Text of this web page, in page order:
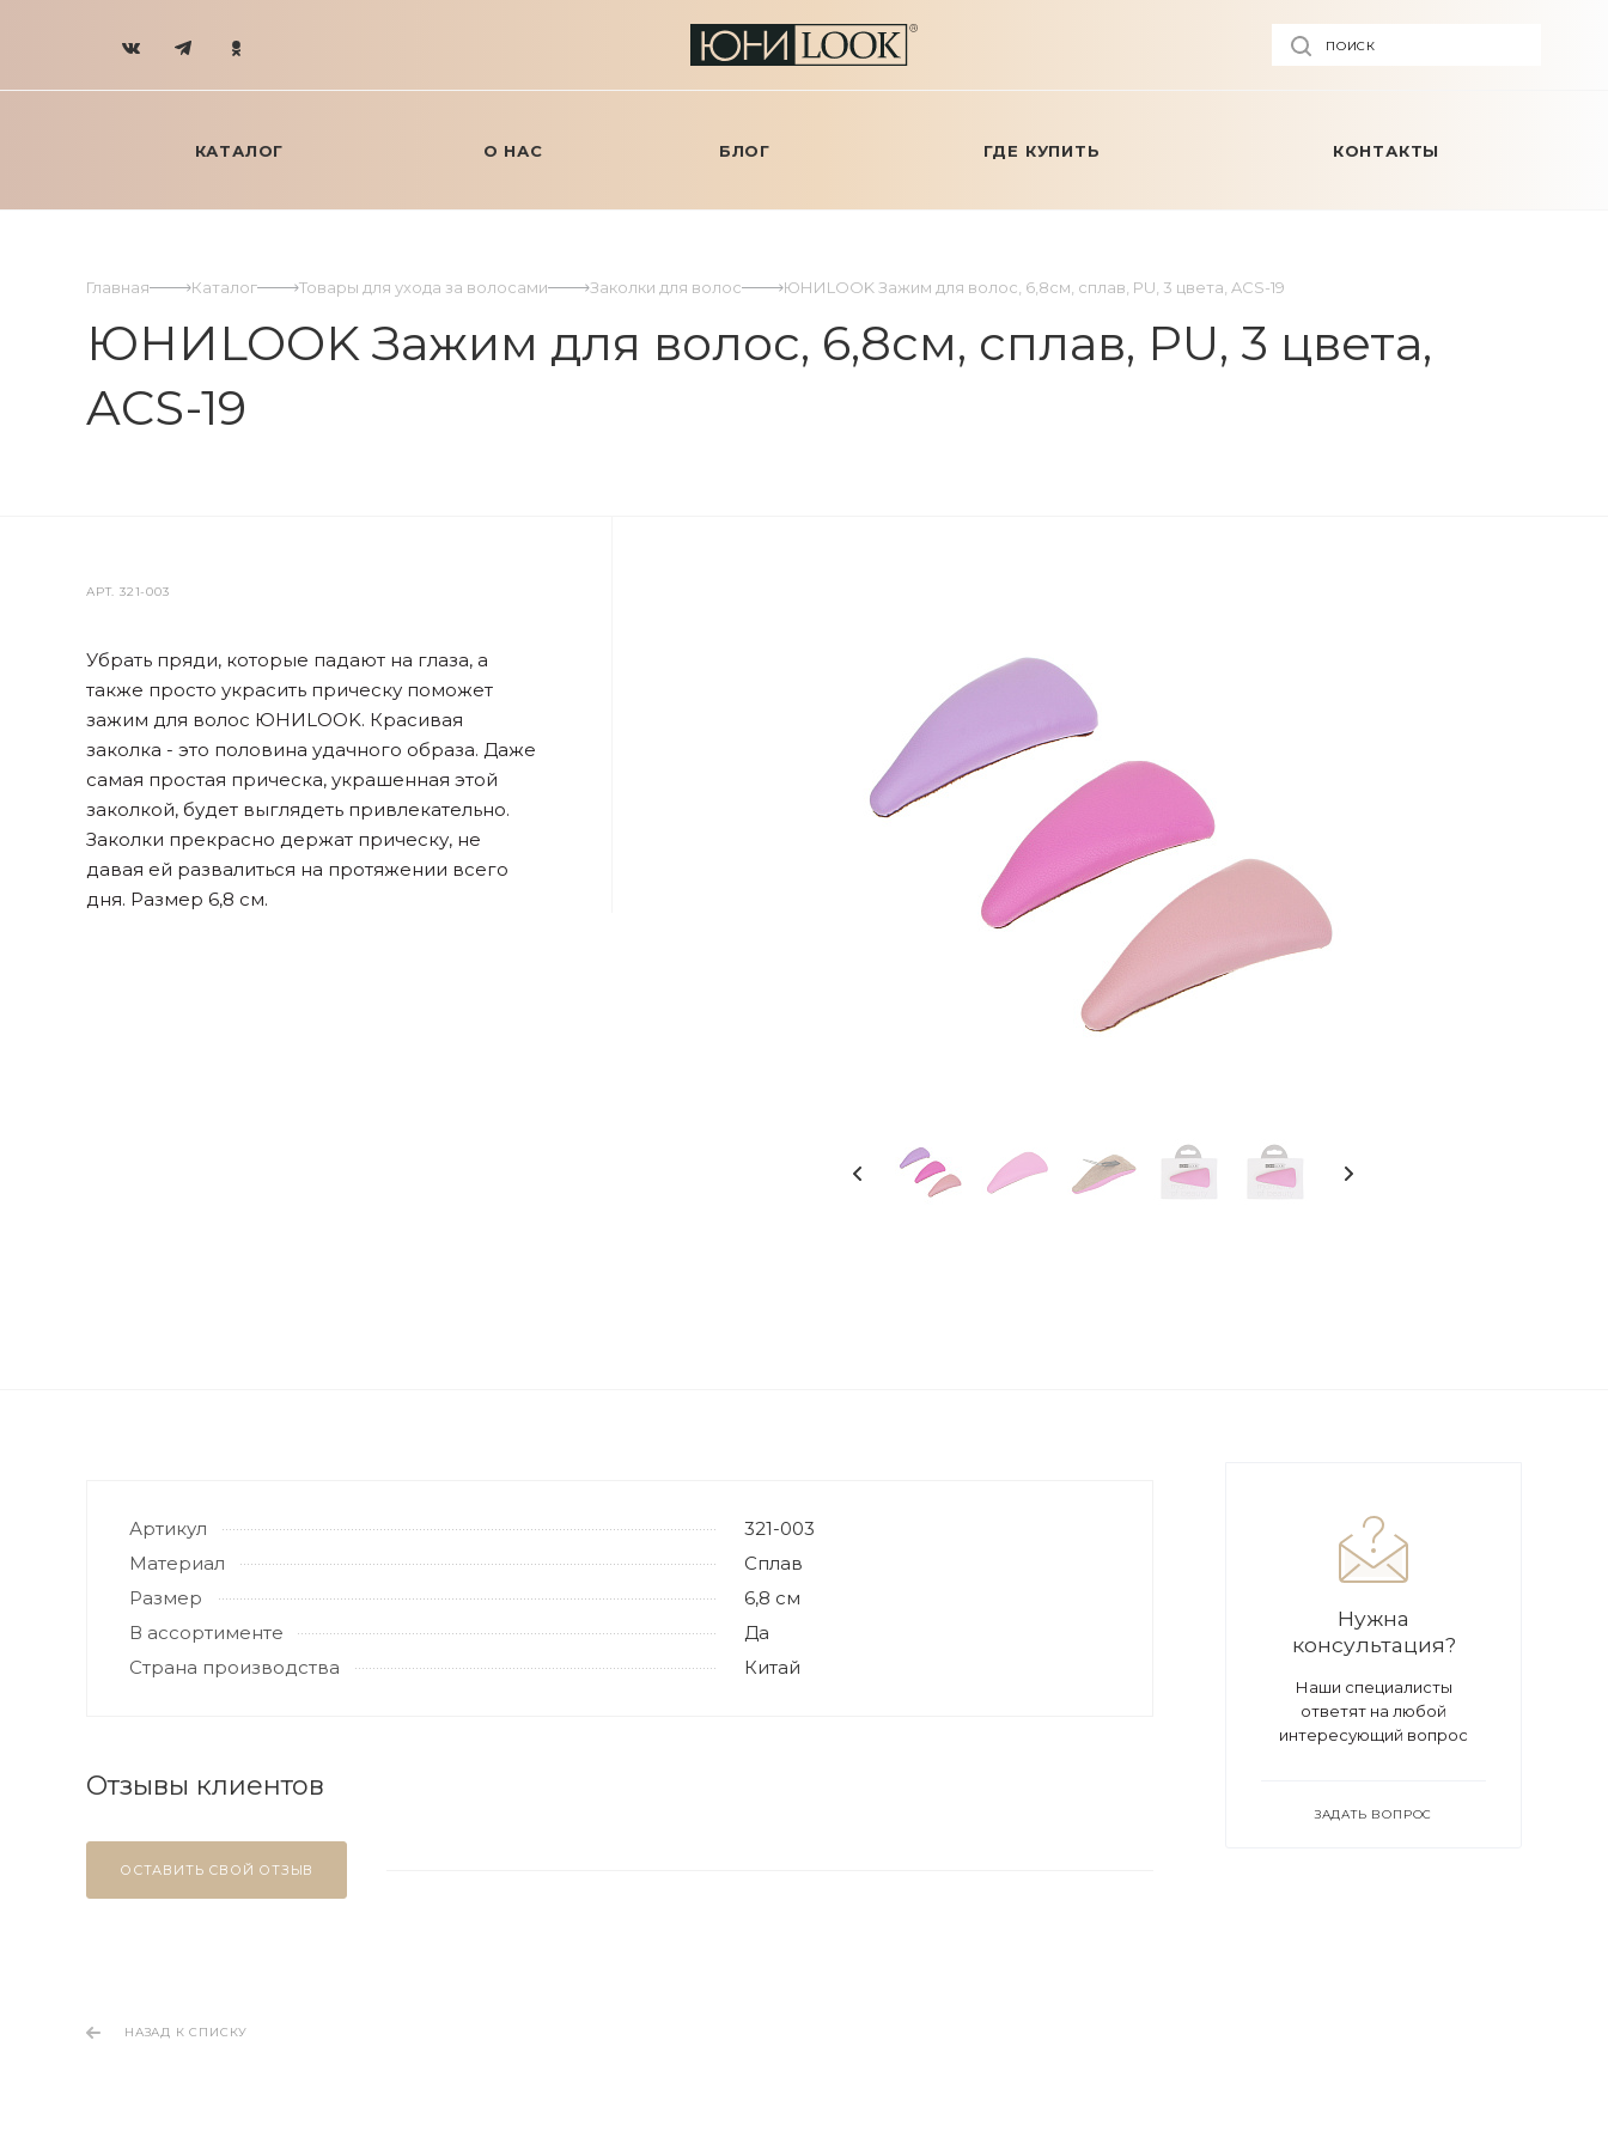
ПОИСК
КАТАЛОГ О НАС БЛОГ ГДЕ КУПИТЬ КОНТАКТЫ
Главная Каталог Товары для ухода за волосами Заколки для волос ЮНИLOOK Зажим для волос, 6,8см, сплав, PU, 3 цвета, ACS-19
ЮНИLOOK Зажим для волос, 6,8см, сплав, PU, 3 цвета,
ACS-19
АРТ.321-003
Убрать пряди, которые падают на глаза, а
также просто украсить прическу поможет
зажим для волос ЮНИLOOK. Красивая
заколка - это половина удачного образа. Даже
самая простая прическа, украшенная этой
заколкой, будет выглядеть привлекательно.
Заколки прекрасно держат прическу, не
давая ей развалиться на протяжении всего
дня. Размер 6,8 см.
Нужна
консультация?
Наши специалисты
ответят на любой
интересующий вопрос
ЗАДАТЬ ВОПРОС
Артикул
321-003
Материал
Сплав
Размер
6,8 см
В ассортименте
Да
Страна производства
Китай
Отзывы клиентов
ОСТАВИТЬ СВОЙ ОТЗЫВ
НАЗАД К СПИСКУ